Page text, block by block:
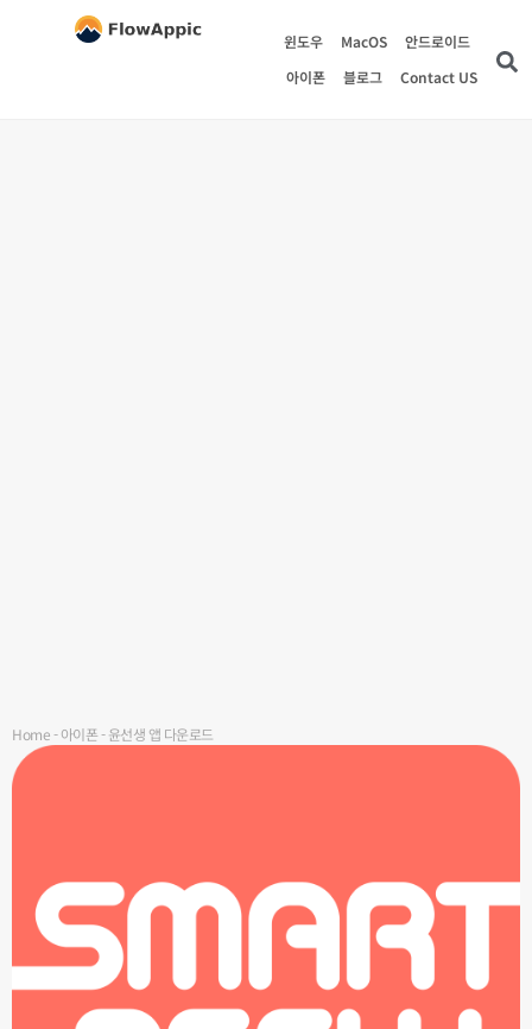
윈도우 MacOS
안드로이드
아이폰
블로그 Contact US
Home-아이폰-윤선생 앱 다운로드